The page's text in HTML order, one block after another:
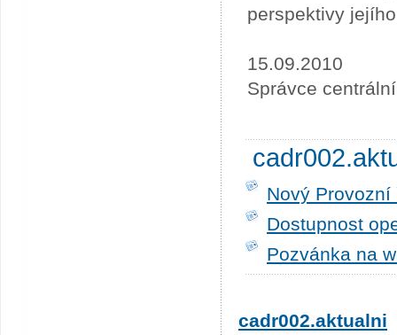
perspektivy
15.09.2010
Správce
Nový
Dostupnost
Pozvánka na
cadr002.aktualni